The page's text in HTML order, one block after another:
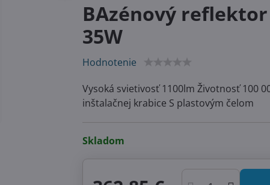
BAzénový reflektor
35W
Hodnotenie
Vysoká svietivosť 1100lm Životnosť 100
inštalačnej krabice S plastovým čelom
Skladom